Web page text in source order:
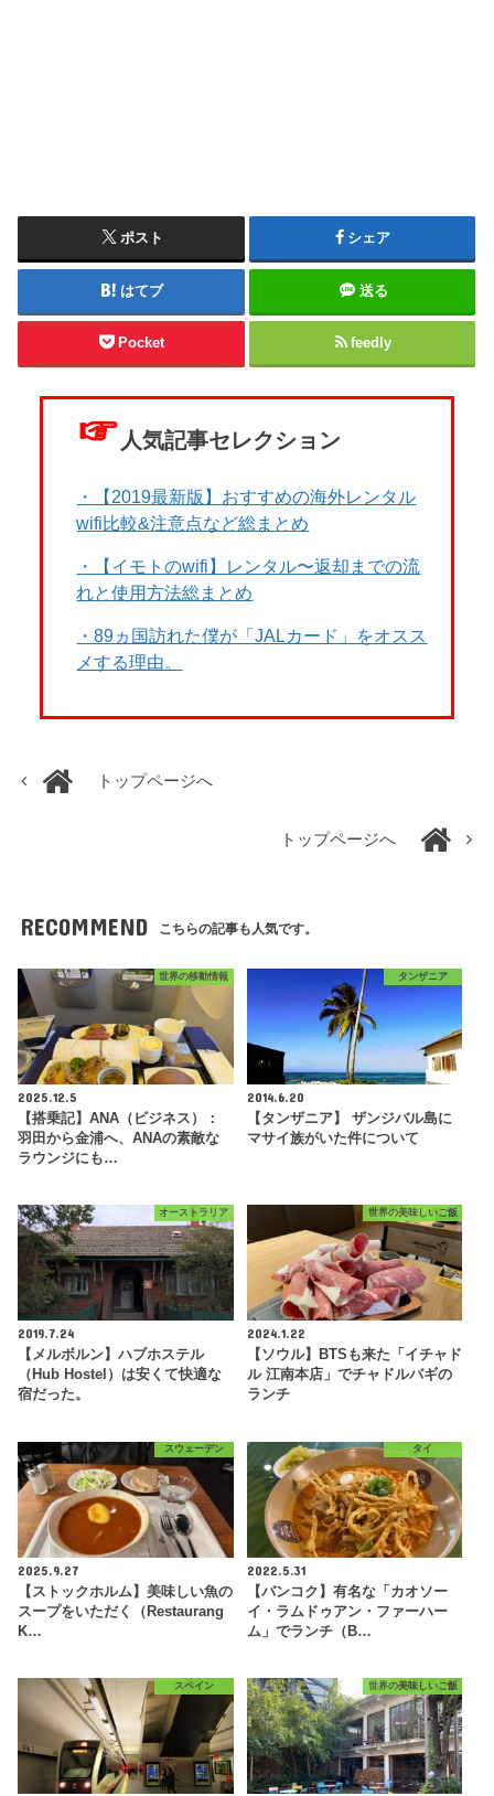
ポスト シェア
はてブ 送る
Pocket feedly
☞ 人気記事セレクション
・【2019最新版】おすすめの海外レンタル
wifi比較&注意点など総まとめ
・【イモトのwifi】レンタル〜返却までの流
れと使用方法総まとめ
・89ヵ国訪れた僕が「JALカード」をオスス
メする理由。
トップページへ
トップページへ
RECOMMEND こちらの記事も人気です。
世界の移動情報
2025.12.5
【搭乗記】ANA（ビジネス）：
羽田から金浦へ、ANAの素敵な
ラウンジにも…
タンザニア
2014.6.20
【タンザニア】 ザンジバル島に
マサイ族がいた件について
オーストラリア
2019.7.24
【メルボルン】ハブホステル
（Hub Hostel）は安くて快適な
宿だった。
世界の美味しいご飯
2024.1.22
【ソウル】BTSも来た「イチャド
ル 江南本店」でチャドルバギの
ランチ
スウェーデン
2025.9.27
【ストックホルム】美味しい魚の
スープをいただく（Restaurang
K…
タイ
2022.5.31
【バンコク】有名な「カオソー
イ・ラムドゥアン・ファーハー
ム」でランチ（B…
スペイン 世界の美味しいご飯